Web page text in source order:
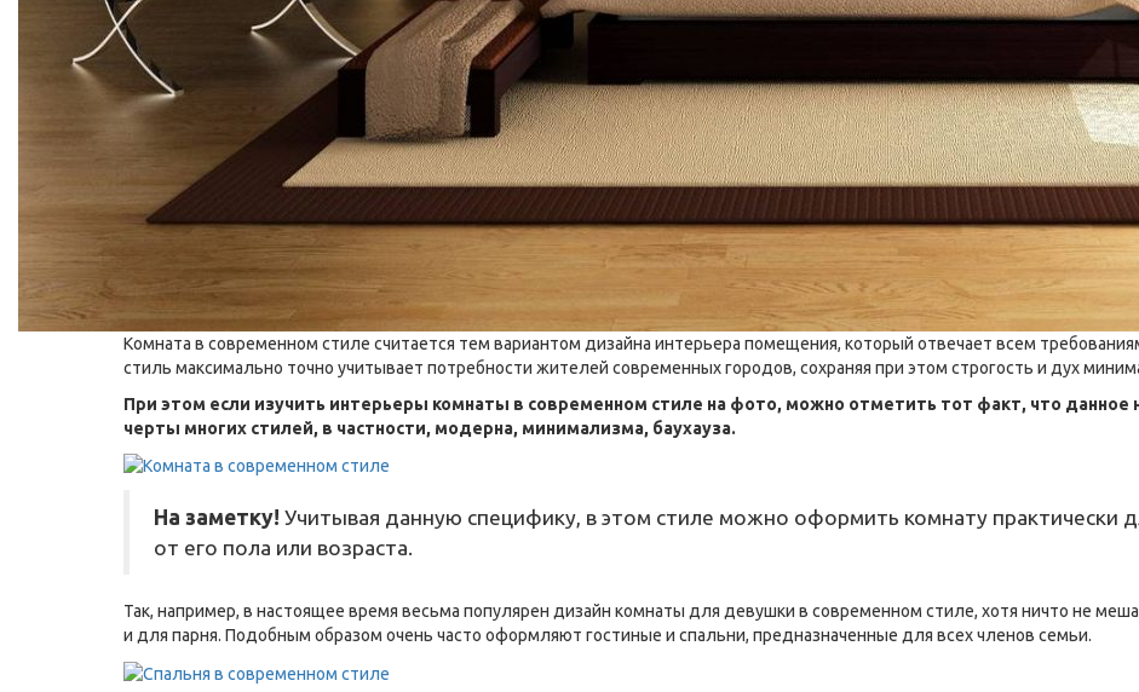
Комната в современном стиле считается тем вариантом дизайна интерьера помещения, который отвечает всем
стиль максимально точно учитывает потребности жителей современных городов, сохраняя при этом строгость и дух
При этом если изучить интерьеры комнаты в современном стиле на фото, можно отметить тот факт, что данное
черты многих стилей, в частности, модерна, минимализма, баухауза.
На заметку! Учитывая данную специфику, в этом стиле можно оформить комнату практически
от его пола или возраста.
Так, например, в настоящее время весьма популярен дизайн комнаты для девушки в современном стиле, хотя ничто не
и для парня. Подобным образом очень часто оформляют гостиные и спальни, предназначенные для всех членов семьи.